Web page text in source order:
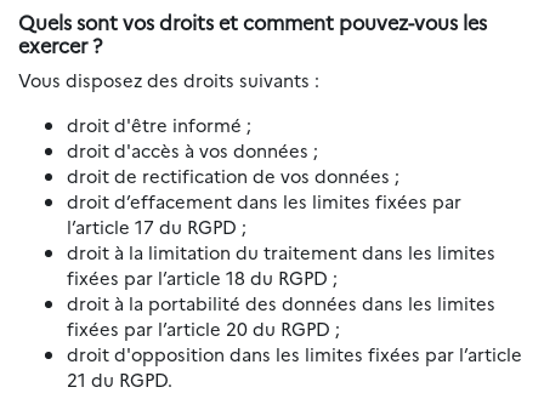
Quels sont vos droits et comment pouvez-vous les
exercer ?
Vous disposez des droits suivants :
droit d'être informé ;
droit d'accès à vos données ;
droit de rectification de vos données ;
droit d’effacement dans les limites fixées par
l’article 17 du RGPD ;
droit à la limitation du traitement dans les limites
fixées par l’article 18 du RGPD ;
droit à la portabilité des données dans les limites
fixées par l’article 20 du RGPD ;
droit d'opposition dans les limites fixées par l’article
21 du RGPD.